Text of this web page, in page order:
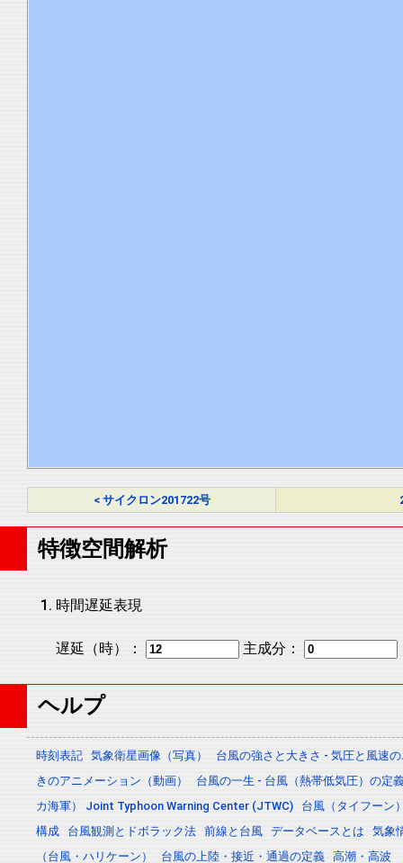
< サイクロン201722号
特徴空間解析
時間遅延表現
遅延（時）： 主成分：
ヘルプ
時刻表記 気象衛星画像（写真）
台風の強さと大きさ - 気圧と風速
きのアニメーション（動画）
台風の一生 - 台風（熱帯低気圧）の定
カ海軍） Joint Typhoon Warning Center (JTWC)
台風（タイフーン
構成
台風観測とドボラック法 前線と台風 データベースとは
気象
（台風・ハリケーン）
台風の上陸・接近・通過の定義 高潮・高波